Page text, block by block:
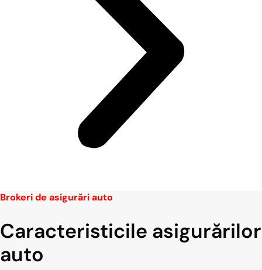
Brokeri de asigurări auto
Caracteristicile asigurărilor
auto